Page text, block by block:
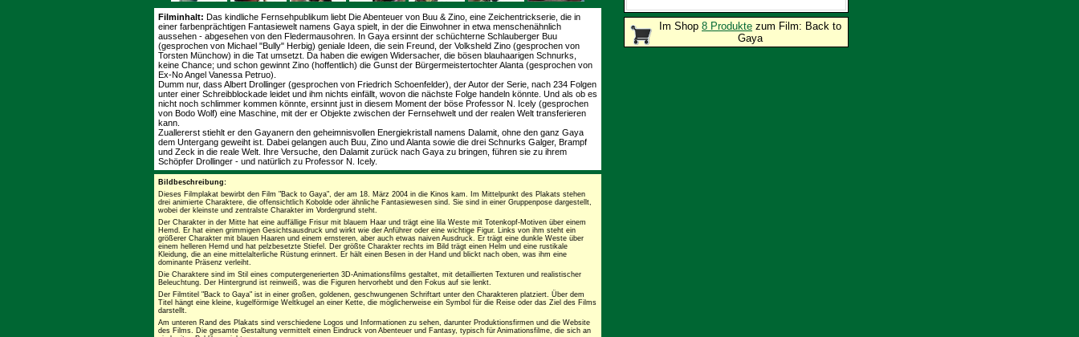
Im Shop 8 Produkte zum Film: Back to
Gaya
Filminhalt: Das kindliche Fernsehpublikum liebt Die Abenteuer von Buu & Zino, eine Zeichentrickserie, die in
einer farbenprächtigen Fantasiewelt namens Gaya spielt, in der die Einwohner in etwa menschenähnlich
aussehen - abgesehen von den Fledermausohren. In Gaya ersinnt der schüchterne Schlauberger Buu
(gesprochen von Michael "Bully" Herbig) geniale Ideen, die sein Freund, der Volksheld Zino (gesprochen von
Torsten Münchow) in die Tat umsetzt. Da haben die ewigen Widersacher, die bösen blauhaarigen Schnurks,
keine Chance; und schon gewinnt Zino (hoffentlich) die Gunst der Bürgermeistertochter Alanta (gesprochen von
Ex-No Angel Vanessa Petruo).
Dumm nur, dass Albert Drollinger (gesprochen von Friedrich Schoenfelder), der Autor der Serie, nach 234 Folgen
unter einer Schreibblockade leidet und ihm nichts einfällt, wovon die nächste Folge handeln könnte. Und als ob es
nicht noch schlimmer kommen könnte, ersinnt just in diesem Moment der böse Professor N. Icely (gesprochen
von Bodo Wolf) eine Maschine, mit der er Objekte zwischen der Fernsehwelt und der realen Welt transferieren
kann.
Zuallererst stiehlt er den Gayanern den geheimnisvollen Energiekristall namens Dalamit, ohne den ganz Gaya
dem Untergang geweiht ist. Dabei gelangen auch Buu, Zino und Alanta sowie die drei Schnurks Galger, Brampf
und Zeck in die reale Welt. Ihre Versuche, den Dalamit zurück nach Gaya zu bringen, führen sie zu ihrem
Schöpfer Drollinger - und natürlich zu Professor N. Icely.
Bildbeschreibung:
Dieses Filmplakat bewirbt den Film "Back to Gaya", der am 18. März 2004 in die Kinos kam. Im Mittelpunkt des Plakats stehen
drei animierte Charaktere, die offensichtlich Kobolde oder ähnliche Fantasiewesen sind. Sie sind in einer Gruppenpose dargestellt,
wobei der kleinste und zentralste Charakter im Vordergrund steht.
Der Charakter in der Mitte hat eine auffällige Frisur mit blauem Haar und trägt eine lila Weste mit Totenkopf-Motiven über einem
Hemd. Er hat einen grimmigen Gesichtsausdruck und wirkt wie der Anführer oder eine wichtige Figur. Links von ihm steht ein
größerer Charakter mit blauen Haaren und einem ernsteren, aber auch etwas naiven Ausdruck. Er trägt eine dunkle Weste über
einem helleren Hemd und hat pelzbesetzte Stiefel. Der größte Charakter rechts im Bild trägt einen Helm und eine rustikale
Kleidung, die an eine mittelalterliche Rüstung erinnert. Er hält einen Besen in der Hand und blickt nach oben, was ihm eine
dominante Präsenz verleiht.
Die Charaktere sind im Stil eines computergenerierten 3D-Animationsfilms gestaltet, mit detaillierten Texturen und realistischer
Beleuchtung. Der Hintergrund ist reinweiß, was die Figuren hervorhebt und den Fokus auf sie lenkt.
Der Filmtitel "Back to Gaya" ist in einer großen, goldenen, geschwungenen Schriftart unter den Charakteren platziert. Über dem
Titel hängt eine kleine, kugelförmige Weltkugel an einer Kette, die möglicherweise ein Symbol für die Reise oder das Ziel des Films
darstellt.
Am unteren Rand des Plakats sind verschiedene Logos und Informationen zu sehen, darunter Produktionsfirmen und die Website
des Films. Die gesamte Gestaltung vermittelt einen Eindruck von Abenteuer und Fantasy, typisch für Animationsfilme, die sich an